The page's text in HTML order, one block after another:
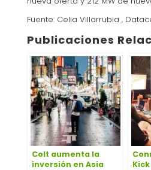
Fuente: Celia Villarrubia ,
Publicaciones
Colt aumenta la
inversión en Asia